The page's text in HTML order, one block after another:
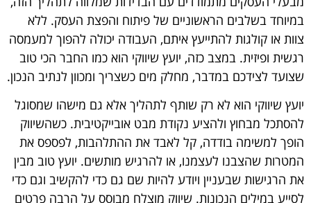
במיוחד בשלבים הראשוניים של פיתוח והפצת העסק. ללא
צוות או קולגות להתייעץ איתם, העבודה יכולה להפוך למעמסה
רגשית ופיזית. במצב כזה, יועץ שיווקי הוא כמו החבר הכי טוב
שצועד לצידכם במדבר, מחלק מים כשצריך ומכוון לנתיב הנכון.
יועץ שיווקי הוא לא רק שותף לתהליך אלא גם מישהו שמסוגל
להסתכל מבחוץ ולהציע נקודת מבט אובייקטיבית. כשהשיווק
הופך למשימה בודדה, קל לאבד את ההתלהבות, לפספס את
המטרות שהצבנו לעצמנו, או להרגיש מותשים. יועץ טוב מבין
את הרגישות שבעניין ויודע להיות שם גם כדי להקשיב וגם כדי
לסייע במילים הנכונות. שיווק מוצלח מבוסס על הרבה פרטים